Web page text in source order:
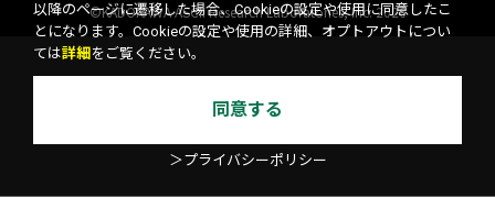
©KADOKAWA ASCII Research Laboratories, Inc. 2026
以降のページに遷移した場合、Cookieの設定や使用に同意したこ
とになります。Cookieの設定や使用の詳細、オプトアウトについ
ては詳細 をご覧ください。
同意する
＞プライバシーポリシー